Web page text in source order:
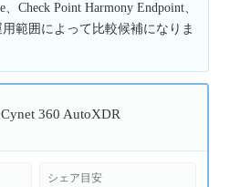
Check Point Harmony Endpoint、
範囲によって比較候補になりま
Cynet 360 AutoXDR
シェア目安